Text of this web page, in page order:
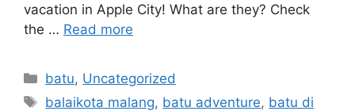
vacation in Apple City! What are they? Check
the … Read more
batu, Uncategorized
balaikota malang, batu adventure, batu di